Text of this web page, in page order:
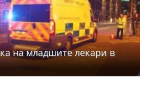
на младшите лекари в